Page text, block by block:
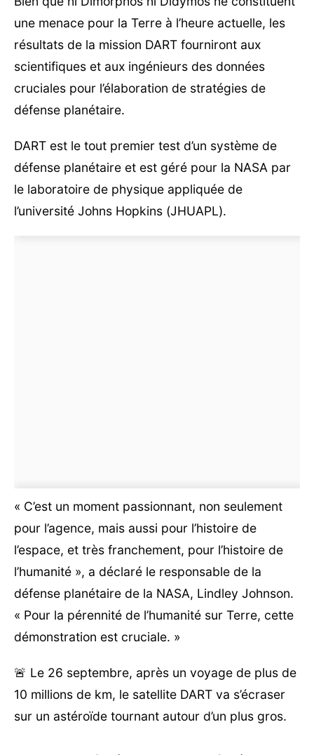
une menace pour la Terre à l’heure actuelle, les
résultats de la mission DART fourniront aux
scientifiques et aux ingénieurs des données
cruciales pour l’élaboration de stratégies de
défense planétaire.
DART est le tout premier test d’un système de
défense planétaire et est géré pour la NASA par
le laboratoire de physique appliquée de
l’université Johns Hopkins (JHUAPL).
« C’est un moment passionnant, non seulement
pour l’agence, mais aussi pour l’histoire de
l’espace, et très franchement, pour l’histoire de
l’humanité », a déclaré le responsable de la
défense planétaire de la NASA, Lindley Johnson.
« Pour la pérennité de l’humanité sur Terre, cette
démonstration est cruciale. »
🚨 Le 26 septembre, après un voyage de plus de
10 millions de km, le satellite DART va s’écraser
sur un astéroïde tournant autour d’un plus gros.